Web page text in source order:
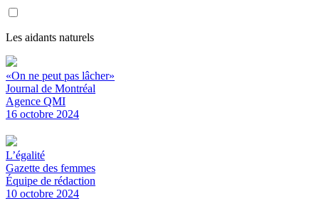
Les aidants naturels
«On ne peut pas lâcher»
Journal de Montréal
Agence QMI
16 octobre 2024
L’égalité
Gazette des femmes
Équipe de rédaction
10 octobre 2024